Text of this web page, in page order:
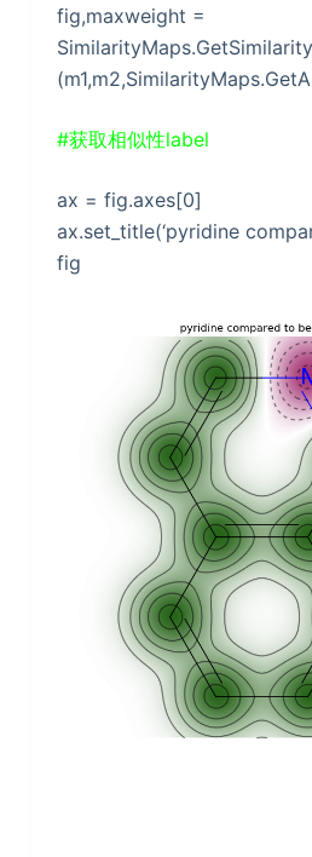
fig,maxweight =
#获取相似性label
ax = fig.axes[0]
ax.set_title(‘pyridine
fig